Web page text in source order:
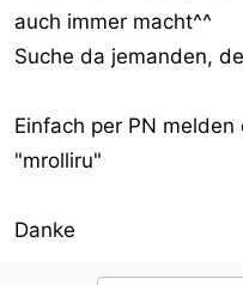
auch immer macht^^
Suche da jemanden,
Einfach per PN
"mrolliru"
Danke